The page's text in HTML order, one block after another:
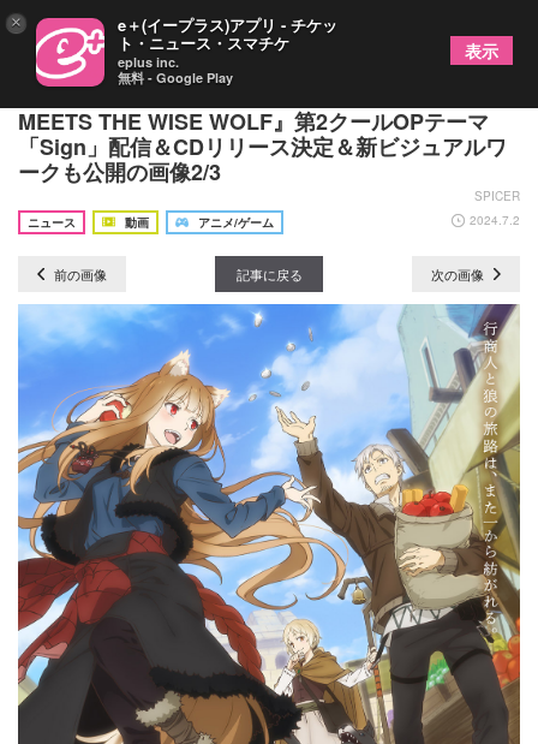
Aimer、TVアニメ『狼と香辛料MERCHANT
MEETS THE WISE WOLF』第2クールOPテーマ
「Sign」配信＆CDリリース決定＆新ビジュアルワ
ークも公開の画像2/3
SPICER
ニュース
動画 アニメ/ゲーム 2024.7.2
前の画像 記事に戻る 次の画像
× e＋(イープラス)アプリ - チケッ
ト・ニュース・スマチケ
eplus inc.
無料 - Google Play
表示